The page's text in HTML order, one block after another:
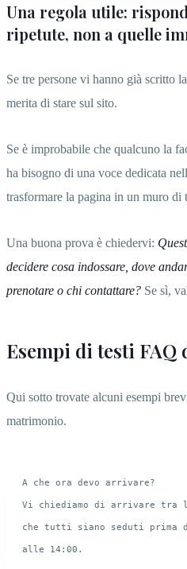
Una regola utile:
ripetute, non a quelle
Se tre persone vi hanno già scritto
merita di stare sul sito.
Se è improbabile che qualcuno la
ha bisogno di una voce dedicata
trasformare la pagina in un muro di
Una buona prova è chiedervi:
decidere cosa indossare, dove
prenotare o chi contattare? Se sì,
Esempi di testi FAQ
Qui sotto trovate alcuni esempi
matrimonio.
A che ora devo arrivare?
Vi chiediamo di arrivare tra
che tutti siano seduti prima